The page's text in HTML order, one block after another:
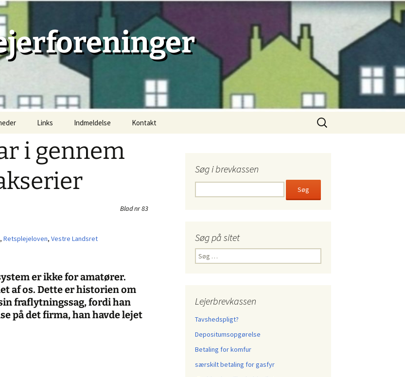
principielt
begyndelse
beståen
Links Indmeldelse Kontakt
Søg
efter:
i gennem
Blad nr 83
, Retsplejeloven, Vestre Landsret
er ikke for amatører.
af os. Dette er historien om
fraflytningssag, fordi han
på det firma, han havde lejet
Søg i brevkassen
Søg på sitet
Søg
efter:
Lejerbrevkassen
Tavshedspligt?
Depositumsopgørelse
Betaling for komfur
særskilt betaling for gasfyr